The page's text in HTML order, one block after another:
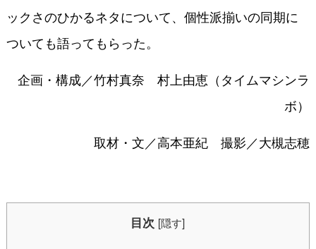
ックさのひかるネタについて、個性派揃いの同期に
ついても語ってもらった。
企画・構成／竹村真奈 村上由恵（タイムマシンラ
ボ）
取材・文／高本亜紀 撮影／大槻志穂
目次 [隠す]